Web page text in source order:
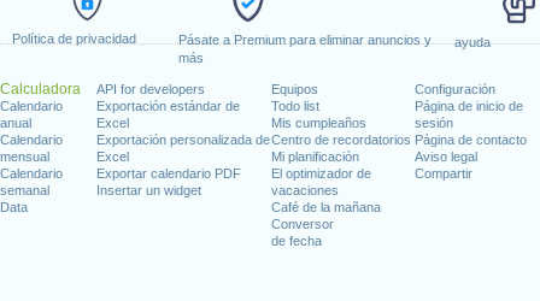
Política de privacidad
Pásate a Premium para eliminar anuncios y
más
ayuda
Calculadora
Calendario
anual
Calendario
mensual
Calendario
semanal
Data
API for developers
Exportación estándar de
Excel
Exportación personalizada de
Excel
Exportar calendario PDF
Insertar un widget
Equipos
Todo list
Mis cumpleaños
Centro de recordatorios
Mi planificación
El optimizador de
vacaciones
Café de la mañana
Conversor
de fecha
Configuración
Página de inicio de
sesión
Página de contacto
Aviso legal
Compartir